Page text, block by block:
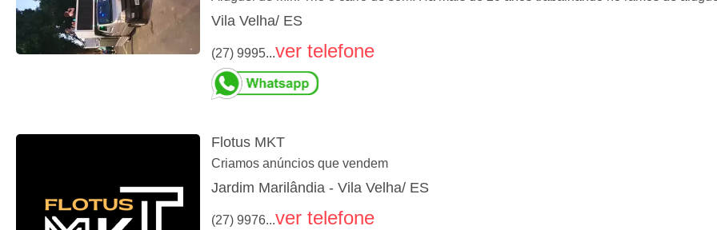
Vila Velha/ ES
(27) 9995...ver telefone
Flotus MKT
Criamos anúncios que vendem
Jardim Marilândia - Vila Velha/ ES
(27) 9976...ver telefone